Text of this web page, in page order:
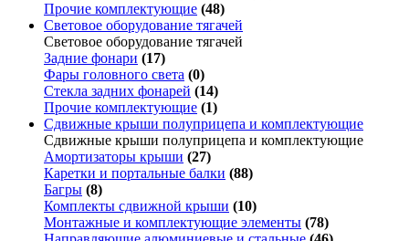
Прочие комплектующие (48)
Световое оборудование тягачей
Световое оборудование тягачей
Задние фонари (17)
Фары головного света (0)
Стекла задних фонарей (14)
Прочие комплектующие (1)
Сдвижные крыши полуприцепа и комплектующие
Сдвижные крыши полуприцепа и комплектующие
Амортизаторы крыши (27)
Каретки и портальные балки (88)
Багры (8)
Комплекты сдвижной крыши (10)
Монтажные и комплектующие элементы (78)